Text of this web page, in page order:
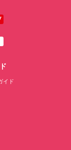
イド